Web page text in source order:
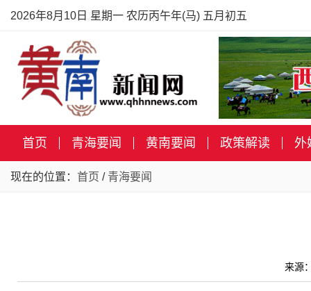
2026年8月10日 星期一 农历丙午年(马) 五月初五
首页 青海要闻 黄南要闻 政策解读 外
现在的位置： 首页 / 青海要闻
来源